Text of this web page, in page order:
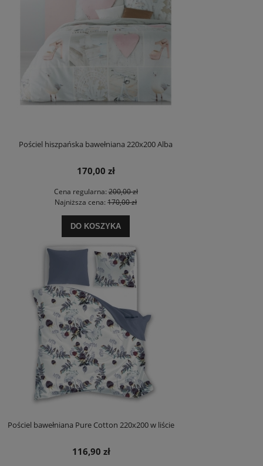
Pościel hiszpańska bawełniana 220x200 Alba
170,00 zł
Cena regularna:200,00 zł
Najniższa cena: 170,00 zł
DO KOSZYKA
Pościel bawełniana Pure Cotton 220x200 w liście
116,90 zł